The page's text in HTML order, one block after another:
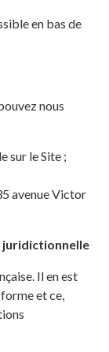
en bas de
nous
sur le Site ;
avenue Victor
juridictionnelle
Il en est
et ce,